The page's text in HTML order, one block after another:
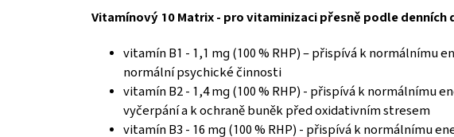
Vitamínový 10 Matrix - pro vitaminizaci přesně podle denních
vitamín B1 - 1,1 mg (100 % RHP) – přispívá k
normální psychické činnosti
vitamín B2 - 1,4 mg (100 % RHP) - přispívá k normálnímu
vyčerpání a k ochraně buněk před oxidativním stresem
vitamín B3 - 16 mg (100 % RHP) - přispívá k normálnímu